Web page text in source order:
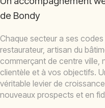
de Bondy
Chaque secteur a ses
restaurateur, artisan du
commerçant de centre ville,
clientèle et à vos objectifs.
véritable levier de
nouveaux prospects et en